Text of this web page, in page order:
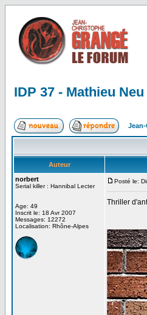
IDP 37 - Mathieu
Auteur
norbert
Serial killer : Hannibal Lecter
Age: 49
Inscrit le: 18 Avr 2007
Messages: 12272
Localisation: Rhône-Alpes
Posté le:
Thriller